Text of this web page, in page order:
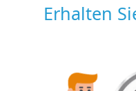
Erhalten